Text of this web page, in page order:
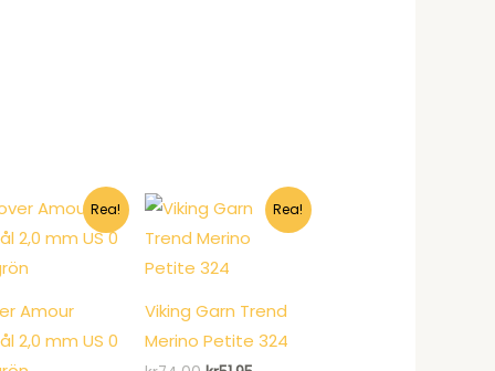
Rea!
Amour
2,0 mm US 0
Rea!
Viking Garn Trend
Merino Petite 324